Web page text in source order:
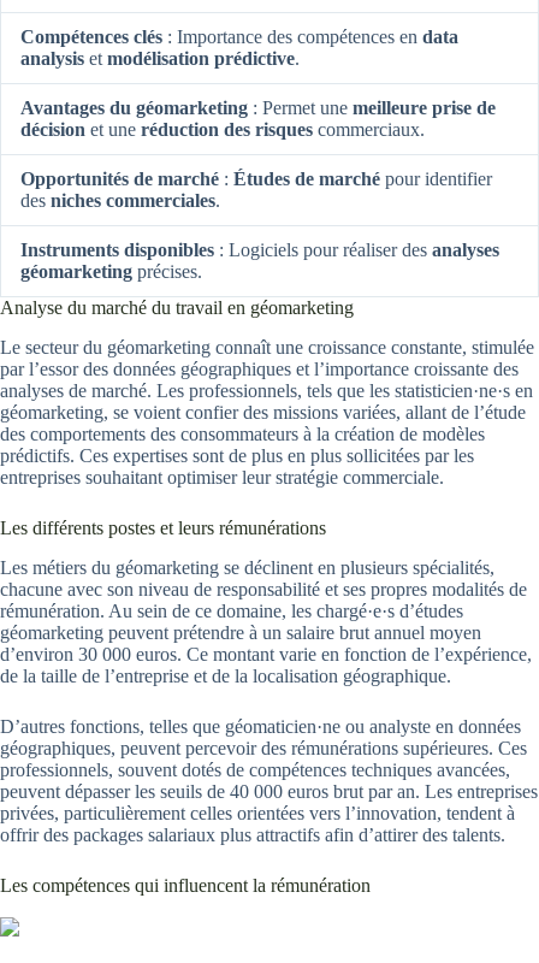
Compétences clés : Importance des compétences en data
analysis et modélisation prédictive.
Avantages du géomarketing : Permet une meilleure prise de
décision et une réduction des risques commerciaux.
Opportunités de marché : Études de marché pour identifier
des niches commerciales.
Instruments disponibles : Logiciels pour réaliser des analyses
géomarketing précises.
Analyse du marché du travail en géomarketing
Le secteur du géomarketing connaît une croissance constante, stimulée
par l’essor des données géographiques et l’importance croissante des
analyses de marché. Les professionnels, tels que les statisticien·ne·s en
géomarketing, se voient confier des missions variées, allant de l’étude
des comportements des consommateurs à la création de modèles
prédictifs. Ces expertises sont de plus en plus sollicitées par les
entreprises souhaitant optimiser leur stratégie commerciale.
Les différents postes et leurs rémunérations
Les métiers du géomarketing se déclinent en plusieurs spécialités,
chacune avec son niveau de responsabilité et ses propres modalités de
rémunération. Au sein de ce domaine, les chargé·e·s d’études
géomarketing peuvent prétendre à un salaire brut annuel moyen
d’environ 30 000 euros. Ce montant varie en fonction de l’expérience,
de la taille de l’entreprise et de la localisation géographique.
D’autres fonctions, telles que géomaticien·ne ou analyste en données
géographiques, peuvent percevoir des rémunérations supérieures. Ces
professionnels, souvent dotés de compétences techniques avancées,
peuvent dépasser les seuils de 40 000 euros brut par an. Les entreprises
privées, particulièrement celles orientées vers l’innovation, tendent à
offrir des packages salariaux plus attractifs afin d’attirer des talents.
Les compétences qui influencent la rémunération